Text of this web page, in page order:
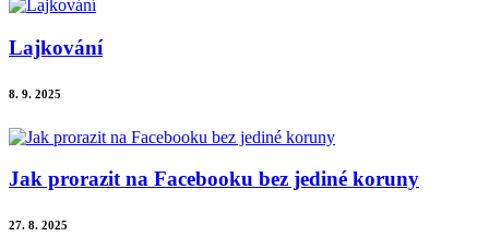
Lajkování
8. 9. 2025
Jak prorazit na Facebooku bez jediné koruny
27. 8. 2025